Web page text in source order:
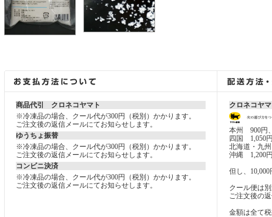
商品代引 クロネコヤマト
※冷凍品の場合、クール代が300円（税別）かかります。
ご注文後の返信メールにてお知らせします。
ゆうちょ振替
※冷凍品の場合、クール代が300円（税別）かかります。
ご注文後の返信メールにてお知らせします。
コンビニ決済
※冷凍品の場合、クール代が300円（税別）かかります。
ご注文後の返信メールにてお知らせします。
クロネコヤマ
本州 900円、
四国 1,050円
北海道・九
沖縄 1,200円
但し、
クール便は別
ご注文後の
金額は全て税